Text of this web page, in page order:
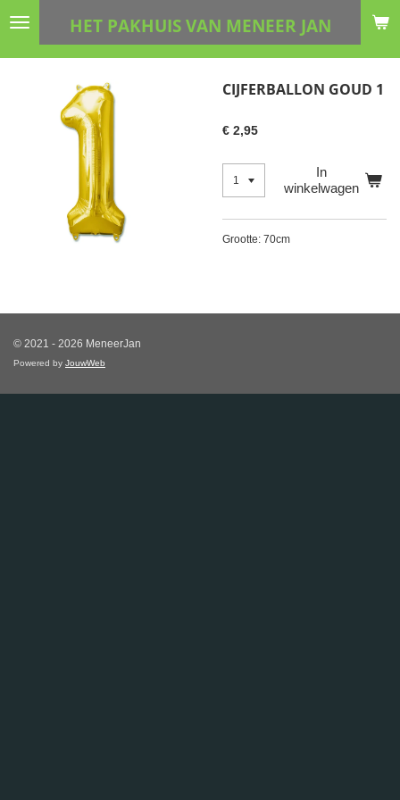
Ga
HET PAKHUIS VAN MENEER JAN
CIJFERBALLON GOUD 1
€ 2,95
In
winkelwagen
Grootte: 70cm
© 2021 - 2026 MeneerJan
Powered by JouwWeb